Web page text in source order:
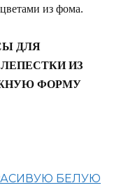
из фома.
ДЛЯ
ИЗ
ФОРМУ
БЕЛУЮ